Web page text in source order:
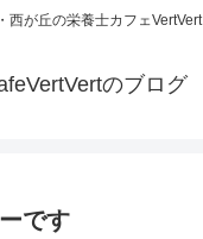
西が丘の栄養士カフェVertVert
のブログ
です